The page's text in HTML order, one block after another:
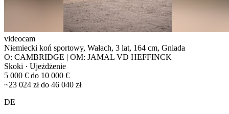
videocam
Niemiecki koń sportowy, Wałach, 3 lat, 164 cm, Gniada
O: CAMBRIDGE | OM: JAMAL VD HEFFINCK
Skoki · Ujeżdżenie
5 000 € do 10 000 €
~23 024 zł do 46 040 zł
DE